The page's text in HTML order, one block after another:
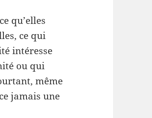
qu’elles
ce qui
intéresse
ou qui
même
jamais une